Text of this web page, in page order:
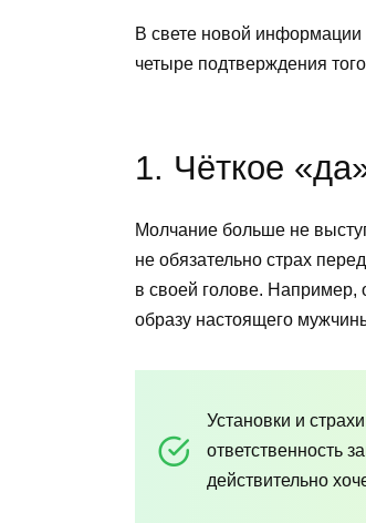
В свете новой информации
четыре подтверждения
1. Чёткое
Молчание больше не
не обязательно страх
в своей голове. Например,
образу настоящего
Установки и
ответственность
действительно